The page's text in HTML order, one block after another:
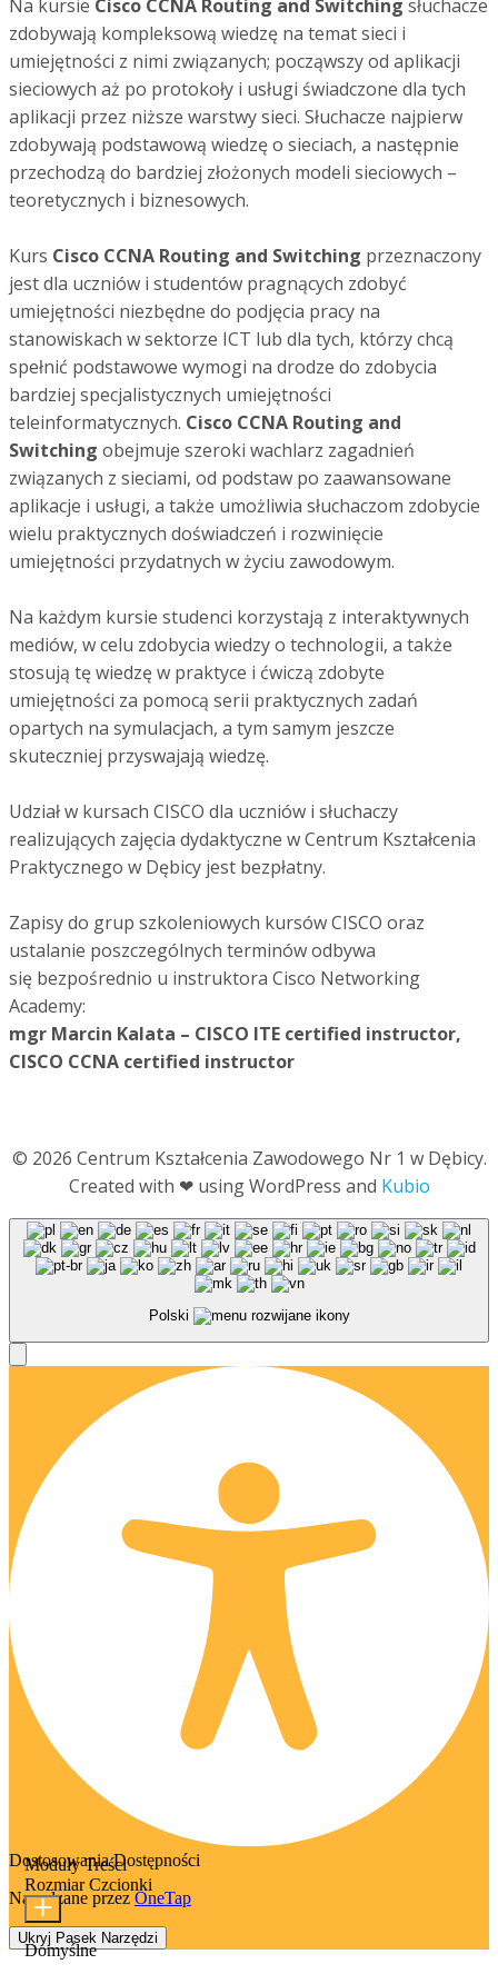
Na kursie Cisco CCNA Routing and Switching słuchacze
zdobywają kompleksową wiedzę na temat sieci i
umiejętności z nimi związanych; począwszy od aplikacji
sieciowych aż po protokoły i usługi świadczone dla tych
aplikacji przez niższe warstwy sieci. Słuchacze najpierw
zdobywają podstawową wiedzę o sieciach, a następnie
przechodzą do bardziej złożonych modeli sieciowych –
teoretycznych i biznesowych.
Kurs Cisco CCNA Routing and Switching przeznaczony
jest dla uczniów i studentów pragnących zdobyć
umiejętności niezbędne do podjęcia pracy na
stanowiskach w sektorze ICT lub dla tych, którzy chcą
spełnić podstawowe wymogi na drodze do zdobycia
bardziej specjalistycznych umiejętności
teleinformatycznych. Cisco CCNA Routing and
Switching obejmuje szeroki wachlarz zagadnień
związanych z sieciami, od podstaw po zaawansowane
aplikacje i usługi, a także umożliwia słuchaczom zdobycie
wielu praktycznych doświadczeń i rozwinięcie
umiejętności przydatnych w życiu zawodowym.
Na każdym kursie studenci korzystają z interaktywnych
mediów, w celu zdobycia wiedzy o technologii, a także
stosują tę wiedzę w praktyce i ćwiczą zdobyte
umiejętności za pomocą serii praktycznych zadań
opartych na symulacjach, a tym samym jeszcze
skuteczniej przyswajają wiedzę.
Udział w kursach CISCO dla uczniów i słuchaczy
realizujących zajęcia dydaktyczne w Centrum Kształcenia
Praktycznego w Dębicy jest bezpłatny.
Zapisy do grup szkoleniowych kursów CISCO oraz
ustalanie poszczególnych terminów odbywa
się bezpośrednio u instruktora Cisco Networking
Academy:
mgr Marcin Kalata – CISCO ITE certified instructor,
CISCO CCNA certified instructor
© 2026 Centrum Kształcenia Zawodowego Nr 1 w Dębicy.
Created with ❤ using WordPress and Kubio
Polski
Dostosowania Dostępności
Napędzane przez OneTap
Ukryj Pasek Narzędzi
Moduły Treści
Rozmiar Czcionki
Domyślne